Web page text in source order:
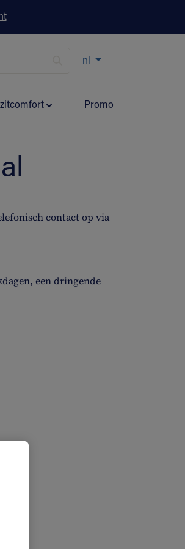
nl
Promo
contact op via
een dringende